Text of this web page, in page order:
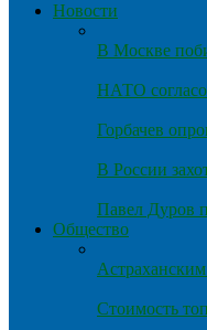
Новости
В Москве
НАТО
Горбачев
В России
Павел Дуров
Общество
Стоимость